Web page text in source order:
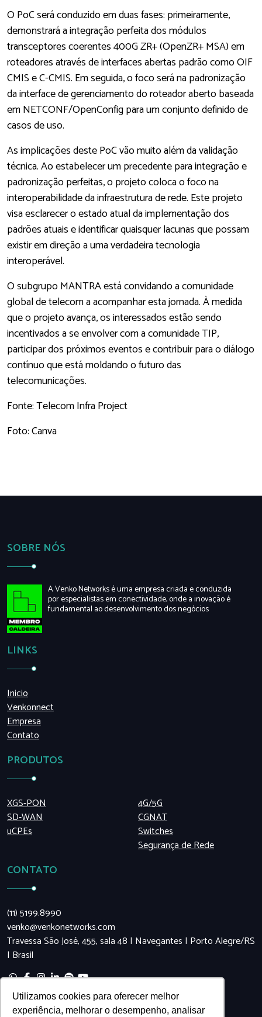
Utilizamos cookies para oferecer melhor
experiência, melhorar o desempenho, analisar
O PoC será conduzido em duas fases: primeiramente,
demonstrará a integração perfeita dos módulos
transceptores coerentes 400G ZR+ (OpenZR+ MSA) em
roteadores através de interfaces abertas padrão como OIF
CMIS e C-CMIS. Em seguida, o foco será na padronização
da interface de gerenciamento do roteador aberto baseada
em NETCONF/OpenConfig para um conjunto definido de
casos de uso.
As implicações deste PoC vão muito além da validação
técnica. Ao estabelecer um precedente para integração e
padronização perfeitas, o projeto coloca o foco na
interoperabilidade da infraestrutura de rede. Este projeto
visa esclarecer o estado atual da implementação dos
padrões atuais e identificar quaisquer lacunas que possam
existir em direção a uma verdadeira tecnologia
interoperável.
O subgrupo MANTRA está convidando a comunidade
global de telecom a acompanhar esta jornada. À medida
que o projeto avança, os interessados estão sendo
incentivados a se envolver com a comunidade TIP,
participar dos próximos eventos e contribuir para o diálogo
contínuo que está moldando o futuro das
telecomunicações.
Fonte: Telecom Infra Project
Foto: Canva
SOBRE NÓS
A Venko Networks é uma empresa criada e conduzida
por especialistas em conectividade, onde a inovação é
fundamental ao desenvolvimento dos negócios
LINKS
Inicio
Venkonnect
Empresa
Contato
PRODUTOS
XGS-PON
SD-WAN
uCPEs
4G/5G
CGNAT
Switches
Segurança de Rede
CONTATO
(11) 5199.8990
venko@venkonetworks.com
Travessa São José, 455, sala 48 | Navegantes | Porto Alegre/RS
| Brasil